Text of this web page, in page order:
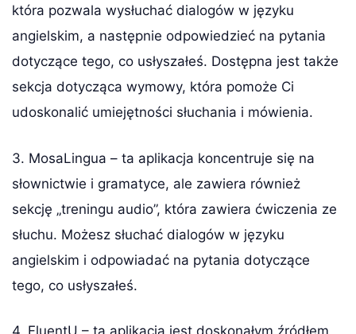
która pozwala wysłuchać dialogów w języku
angielskim, a następnie odpowiedzieć na pytania
dotyczące tego, co usłyszałeś. Dostępna jest także
sekcja dotycząca wymowy, która pomoże Ci
udoskonalić umiejętności słuchania i mówienia.
3. MosaLingua – ta aplikacja koncentruje się na
słownictwie i gramatyce, ale zawiera również
sekcję „treningu audio”, która zawiera ćwiczenia ze
słuchu. Możesz słuchać dialogów w języku
angielskim i odpowiadać na pytania dotyczące
tego, co usłyszałeś.
4. FluentU – ta aplikacja jest doskonałym źródłem